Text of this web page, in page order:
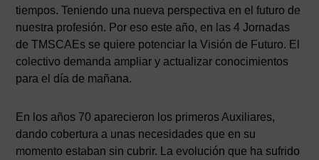
tiempos. Teniendo una nueva perspectiva en el futuro de
nuestra profesión. Por eso este año, en las 4 Jornadas
de TMSCAEs se quiere potenciar la Visión de Futuro. El
colectivo demanda ampliar y actualizar conocimientos
para el día de mañana.
En los años 70 aparecieron los primeros Auxiliares,
dando cobertura a unas necesidades que en su
momento estaban sin cubrir. La evolución que ha sufrido